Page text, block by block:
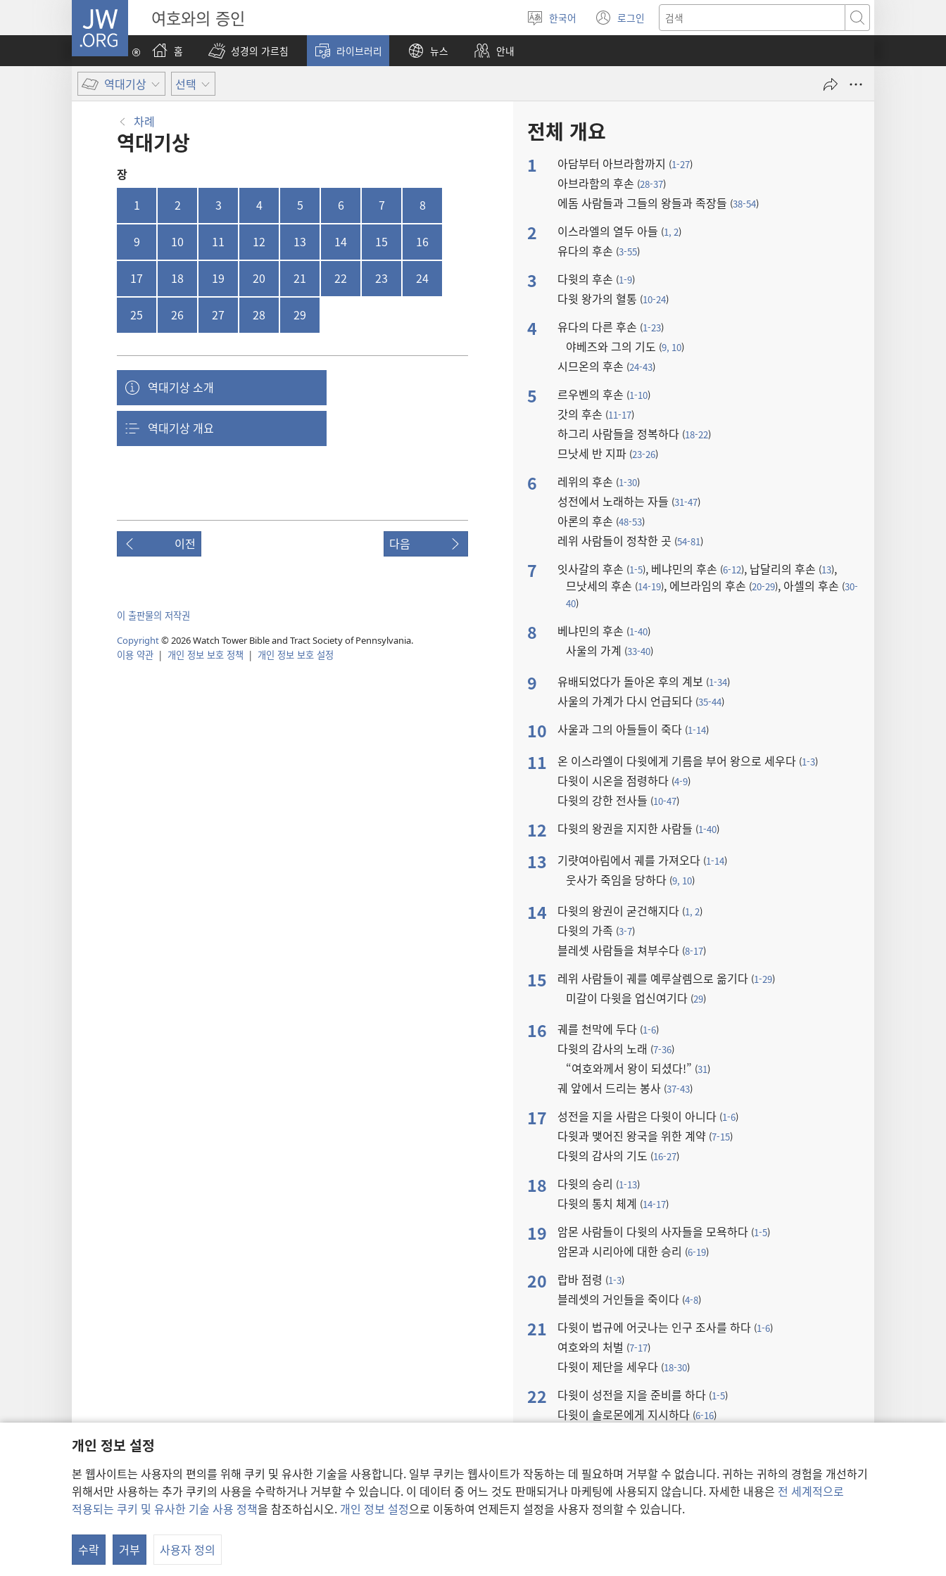
개인 정보 설정
본 웹사이트는 사용자의 편의를 위해 쿠키 및 유사한 기술을 사용합니다. 일부 쿠키는 웹사이트가 작동하는 데 필요하며 거부할 수 없습니다. 귀하는 귀하의 경험을 개선하기
위해서만 사용하는 추가 쿠키의 사용을 수락하거나 거부할 수 있습니다. 이 데이터 중 어느 것도 판매되거나 마케팅에 사용되지 않습니다. 자세한 내용은 전 세계적으로
적용되는 쿠키 및 유사한 기술 사용 정책을 참조하십시오. 개인 정보 설정으로 이동하여 언제든지 설정을 사용자 정의할 수 있습니다.
수락 거부 사용자 정의
JW.ORG 여호와의 증인
언어
선택
한국어 로그인
(새로운
창
검색
홈
성경의 가르침 라이브러리 뉴스 안내
역대기상 선택
차례
역대기상
장
1
2 3 4 5 6 7 8
9 10 11 12 13 14 15 16
17 18 19 20 21 22 23 24
25 26 27 28 29
역대기상 소개
역대기상 개요
이전 다음
이 출판물의 저작권
Copyright© 2026 Watch Tower Bible and Tract Society of Pennsylvania.
이용 약관 | 개인 정보 보호 정책 | 개인 정보 보호 설정
전체 개요
1 아담부터 아브라함까지 (1-27)
아브라함의 후손 (28-37)
에돔 사람들과 그들의 왕들과 족장들 (38-54)
2 이스라엘의 열두 아들 (1, 2)
유다의 후손 (3-55)
3 다윗의 후손 (1-9)
다윗 왕가의 혈통 (10-24)
4 유다의 다른 후손 (1-23)
야베즈와 그의 기도 (9, 10)
시므온의 후손 (24-43)
5 르우벤의 후손 (1-10)
갓의 후손 (11-17)
하그리 사람들을 정복하다 (18-22)
므낫세 반 지파 (23-26)
6 레위의 후손 (1-30)
성전에서 노래하는 자들 (31-47)
아론의 후손 (48-53)
레위 사람들이 정착한 곳 (54-81)
7 잇사갈의 후손 (1-5), 베냐민의 후손 (6-12), 납달리의 후손 (13),
므낫세의 후손 (14-19), 에브라임의 후손 (20-29), 아셀의 후손 (30-
40)
8 베냐민의 후손 (1-40)
사울의 가계 (33-40)
9 유배되었다가 돌아온 후의 계보 (1-34)
사울의 가계가 다시 언급되다 (35-44)
10 사울과 그의 아들들이 죽다 (1-14)
11 온 이스라엘이 다윗에게 기름을 부어 왕으로 세우다 (1-3)
다윗이 시온을 점령하다 (4-9)
다윗의 강한 전사들 (10-47)
12 다윗의 왕권을 지지한 사람들 (1-40)
13 기럇여아림에서 궤를 가져오다 (1-14)
웃사가 죽임을 당하다 (9, 10)
14 다윗의 왕권이 굳건해지다 (1, 2)
다윗의 가족 (3-7)
블레셋 사람들을 쳐부수다 (8-17)
15 레위 사람들이 궤를 예루살렘으로 옮기다 (1-29)
미갈이 다윗을 업신여기다 (29)
16 궤를 천막에 두다 (1-6)
다윗의 감사의 노래 (7-36)
“여호와께서 왕이 되셨다!” (31)
궤 앞에서 드리는 봉사 (37-43)
17 성전을 지을 사람은 다윗이 아니다 (1-6)
다윗과 맺어진 왕국을 위한 계약 (7-15)
다윗의 감사의 기도 (16-27)
18 다윗의 승리 (1-13)
다윗의 통치 체계 (14-17)
19 암몬 사람들이 다윗의 사자들을 모욕하다 (1-5)
암몬과 시리아에 대한 승리 (6-19)
20 랍바 점령 (1-3)
블레셋의 거인들을 죽이다 (4-8)
21 다윗이 법규에 어긋나는 인구 조사를 하다 (1-6)
여호와의 처벌 (7-17)
다윗이 제단을 세우다 (18-30)
22 다윗이 성전을 지을 준비를 하다 (1-5)
다윗이 솔로몬에게 지시하다 (6-16)
23
아론과 그의 아들들이 구별되다(13)
24 다윗이 제사장들을 24개 조로 조직하다